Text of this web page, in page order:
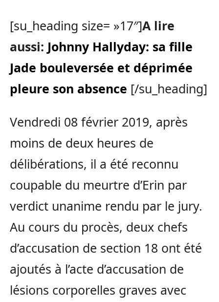
[su_heading size= »17″]A lire
aussi: Johnny Hallyday: sa fille
Jade bouleversée et déprimée
pleure son absence [/su_heading]
Vendredi 08 février 2019, après
moins de deux heures de
délibérations, il a été reconnu
coupable du meurtre d’Erin par
verdict unanime rendu par le jury.
Au cours du procès, deux chefs
d’accusation de section 18 ont été
ajoutés à l’acte d’accusation de
lésions corporelles graves avec